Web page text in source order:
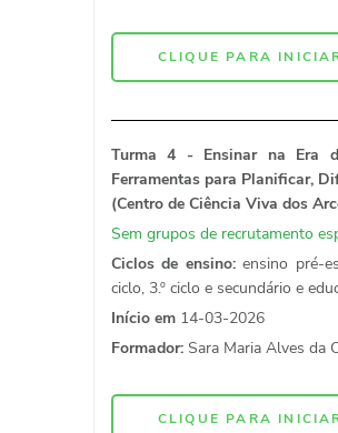
CLIQUE PARA
Turma 4 - Ensinar na Era
Ferramentas para Planificar,
(Centro de Ciência Viva dos
Sem grupos de recrutamento
Ciclos de ensino:ensino pré-
ciclo, 3.º ciclo e secundário e
Início em 14-03-2026
Formador: Sara Maria Alves da
CLIQUE PARA